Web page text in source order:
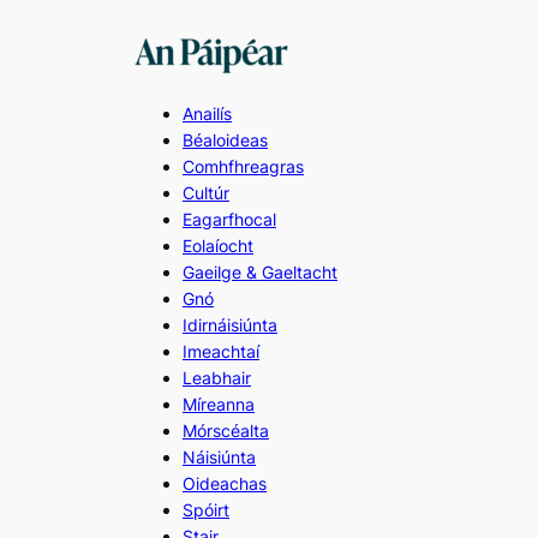
Anailís
Béaloideas
Comhfhreagras
Cultúr
Eagarfhocal
Eolaíocht
Gaeilge & Gaeltacht
Gnó
Idirnáisiúnta
Imeachtaí
Leabhair
Míreanna
Mórscéalta
Náisiúnta
Oideachas
Spóirt